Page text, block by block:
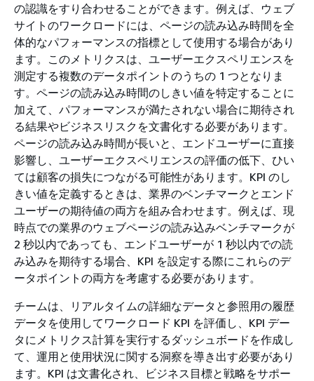
の認識をすり合わせることができます。例えば、ウェブ
サイトのワークロードには、ページの読み込み時間を全
体的なパフォーマンスの指標として使用する場合があり
ます。このメトリクスは、ユーザーエクスペリエンスを
測定する複数のデータポイントのうちの 1 つとなりま
す。ページの読み込み時間のしきい値を特定することに
加えて、パフォーマンスが満たされない場合に期待され
る結果やビジネスリスクを文書化する必要があります。
ページの読み込み時間が長いと、エンドユーザーに直接
影響し、ユーザーエクスペリエンスの評価の低下、ひい
ては顧客の損失につながる可能性があります。KPI のし
きい値を定義するときは、業界のベンチマークとエンド
ユーザーの期待値の両方を組み合わせます。例えば、現
時点での業界のウェブページの読み込みベンチマークが
2 秒以内であっても、エンドユーザーが 1 秒以内での読
み込みを期待する場合、KPI を設定する際にこれらのデ
ータポイントの両方を考慮する必要があります。
チームは、リアルタイムの詳細なデータと参照用の履歴
データを使用してワークロード KPI を評価し、KPI デー
タにメトリクス計算を実行するダッシュボードを作成し
て、運用と使用状況に関する洞察を導き出す必要があり
ます。KPI は文書化され、ビジネス目標と戦略をサポー